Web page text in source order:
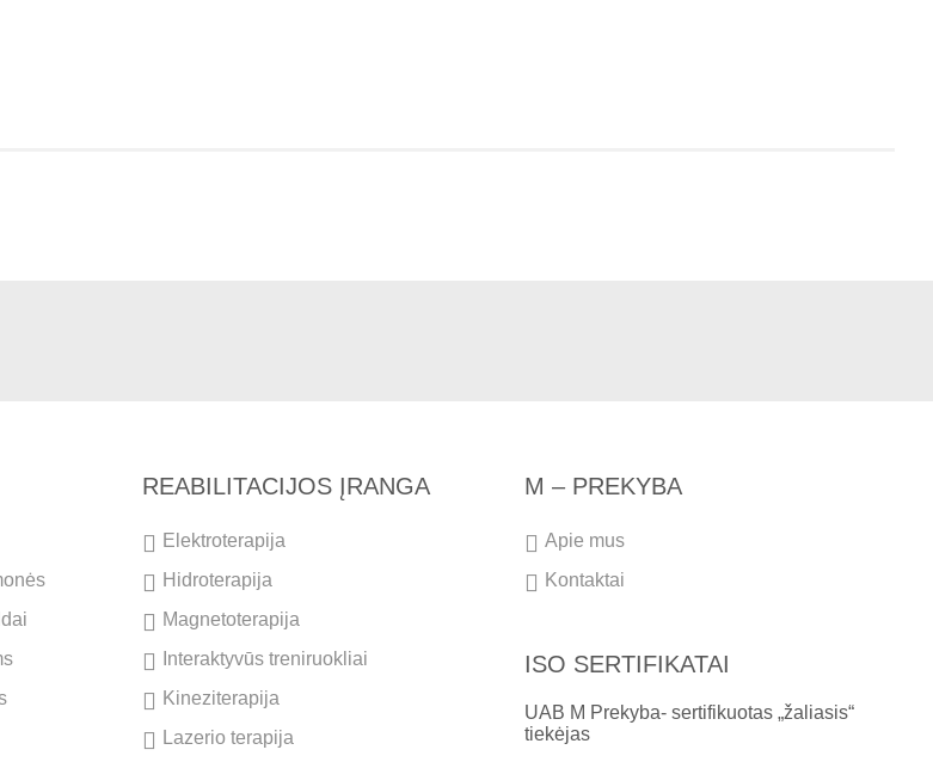
REABILITACIJOS ĮRANGA
Elektroterapija
Hidroterapija
Magnetoterapija
Interaktyvūs treniruokliai
Kineziterapija
Lazerio terapija
M – PREKYBA
Apie mus
Kontaktai
ISO SERTIFIKATAI
UAB M Prekyba- sertifikuotas „žaliasis“
tiekėjas